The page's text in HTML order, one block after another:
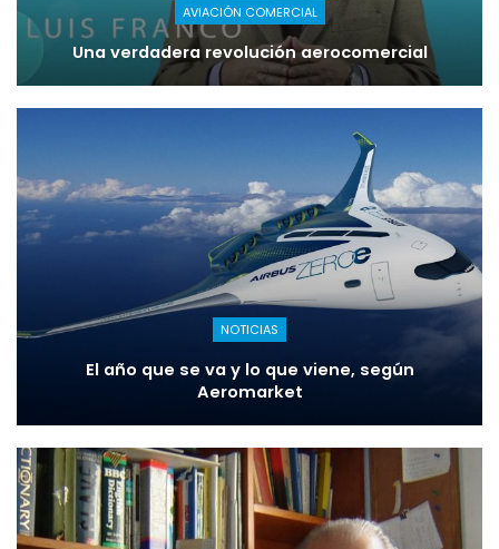
AVIACIÓN COMERCIAL
Una verdadera revolución aerocomercial
NOTICIAS
El año que se va y lo que viene, según
Aeromarket